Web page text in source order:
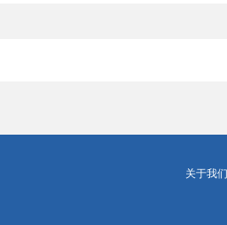
关于我们